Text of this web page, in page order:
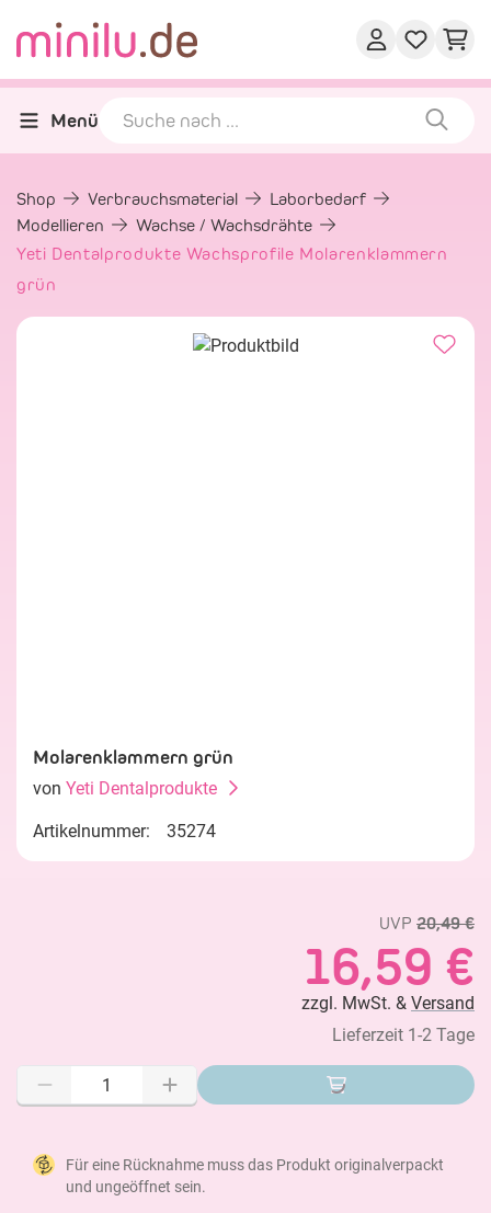
Menü
Shop Verbrauchsmaterial
Laborbedarf
Modellieren
Wachse / Wachsdrähte
Yeti Dentalprodukte Wachsprofile Molarenklammern
grün
Molarenklammern grün
von Yeti Dentalprodukte
Artikelnummer: 35274
UVP 20,49 €
16,59 €
zzgl. MwSt. & Versand
Lieferzeit 1-2 Tage
Für eine Rücknahme muss das Produkt originalverpackt
und ungeöffnet sein.